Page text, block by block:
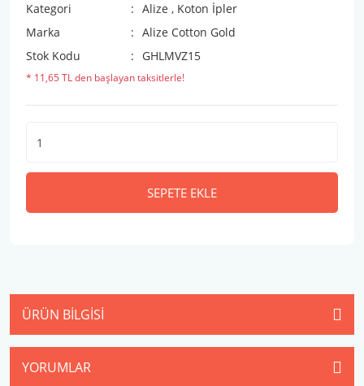
Kategori Alize , Koton İpler
Marka
Alize Cotton Gold
Stok Kodu
GHLMVZ15
* 11,65 TL den başlayan taksitlerle!
SEPETE EKLE
ÜRÜN BILGISI
YORUMLAR